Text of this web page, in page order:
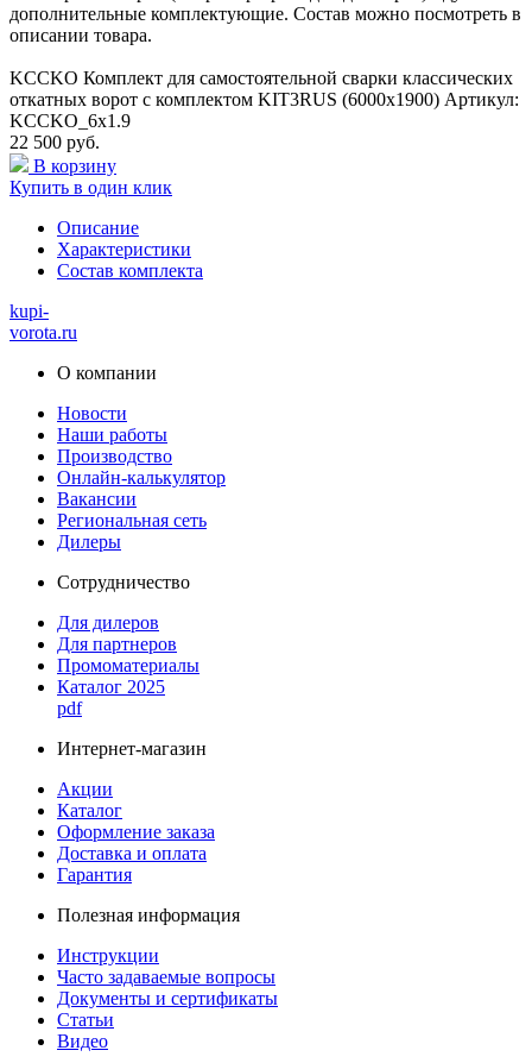
дополнительные комплектующие. Состав можно посмотреть в
описании товара.
KCCKO Комплект для самостоятельной сварки классических
откатных ворот c комплектом KIT3RUS (6000х1900) Артикул:
KCCKO_6x1.9
22 500 руб.
В корзину
Купить в один клик
Описание
Характеристики
Состав комплекта
kupi-
vorota.ru
О компании
Новости
Наши работы
Производство
Онлайн-калькулятор
Вакансии
Региональная сеть
Дилеры
Сотрудничество
Для дилеров
Для партнеров
Промоматериалы
Каталог 2025
pdf
Интернет-магазин
Акции
Каталог
Оформление заказа
Доставка и оплата
Гарантия
Полезная информация
Инструкции
Часто задаваемые вопросы
Документы и сертификаты
Статьи
Видео